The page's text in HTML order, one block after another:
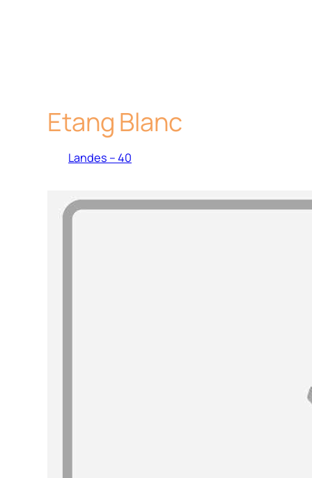
Etang Blanc
Landes – 40